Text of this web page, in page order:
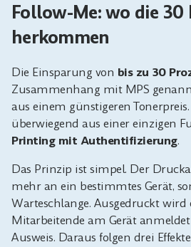
Follow-Me: wo die 30
herkommen
Die Einsparung von bis zu 30
Zusammenhang mit MPS
aus einem günstigeren
überwiegend aus einer einzigen
Printing mit Authentifizierung.
Das Prinzip ist simpel. Der
mehr an ein bestimmtes Gerät,
Warteschlange. Ausgedruckt wird
Mitarbeitende am Gerät anmeldet
Ausweis. Daraus folgen drei